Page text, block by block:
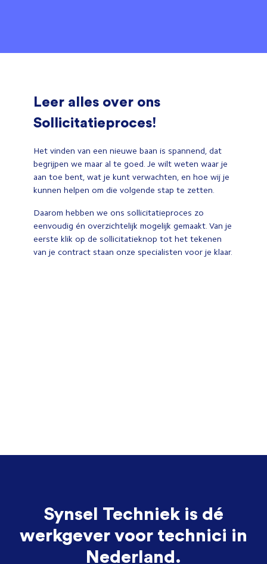
Leer alles over ons
Sollicitatieproces!
Het vinden van een nieuwe baan is spannend, dat
begrijpen we maar al te goed. Je wilt weten waar je
aan toe bent, wat je kunt verwachten, en hoe wij je
kunnen helpen om die volgende stap te zetten.
Daarom hebben we ons sollicitatieproces zo
eenvoudig én overzichtelijk mogelijk gemaakt. Van je
eerste klik op de sollicitatieknop tot het tekenen
van je contract staan onze specialisten voor je klaar.
Synsel Techniek is dé
werkgever voor technici in
Nederland.